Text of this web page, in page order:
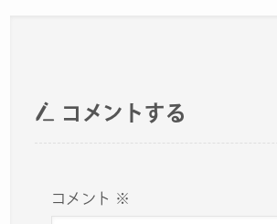
コメントする
コメント ※